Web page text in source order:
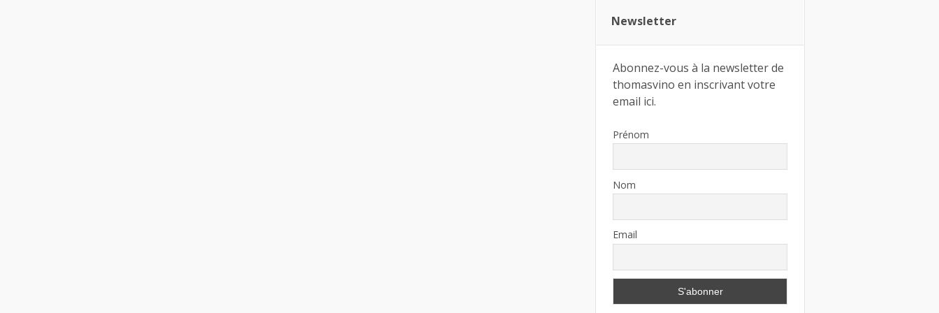
Newsletter
Abonnez-vous à la newsletter de
thomasvino en inscrivant votre
email ici.
Prénom
Nom
Email